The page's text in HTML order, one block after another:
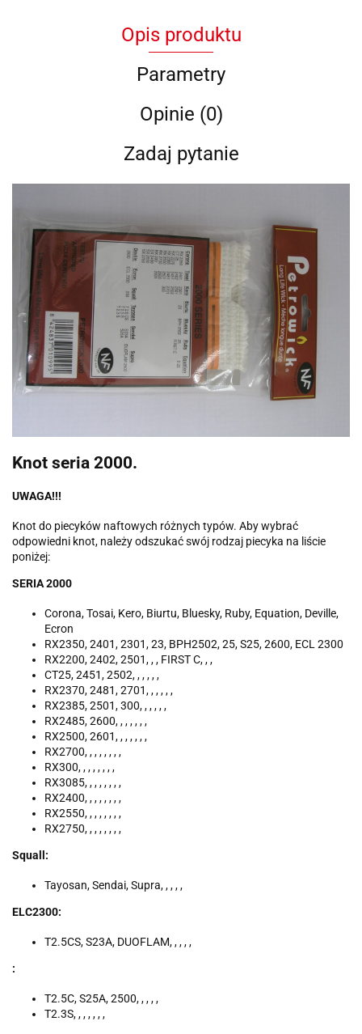
Opis produktu
Parametry
Opinie (0)
Zadaj pytanie
Knot seria 2000.
UWAGA!!!
Knot do piecyków naftowych różnych typów. Aby wybrać
odpowiedni knot, należy odszukać swój rodzaj piecyka na liście
poniżej:
SERIA 2000
Corona, Tosai, Kero, Biurtu, Bluesky, Ruby, Equation, Deville,
Ecron
RX2350, 2401, 2301, 23, BPH2502, 25, S25, 2600, ECL 2300
RX2200, 2402, 2501, , , FIRST C, , ,
CT25, 2451, 2502, , , , , ,
RX2370, 2481, 2701, , , , , ,
RX2385, 2501, 300, , , , , ,
RX2485, 2600, , , , , , ,
RX2500, 2601, , , , , , ,
RX2700, , , , , , , ,
RX300, , , , , , , ,
RX3085, , , , , , , ,
RX2400, , , , , , , ,
RX2550, , , , , , , ,
RX2750, , , , , , , ,
Squall:
Tayosan, Sendai, Supra, , , , ,
ELC2300:
T2.5CS, S23A, DUOFLAM, , , , ,
:
T2.5C, S25A, 2500, , , , ,
T2.3S, , , , , , ,